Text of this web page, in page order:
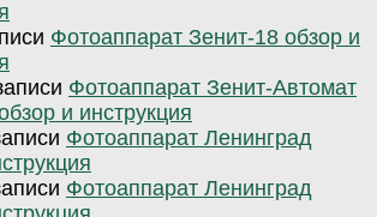
Фотоаппарат Зенит-18 обзор и
Фотоаппарат Зенит-Автомат
и инструкция
Фотоаппарат Ленинград
Фотоаппарат Ленинград